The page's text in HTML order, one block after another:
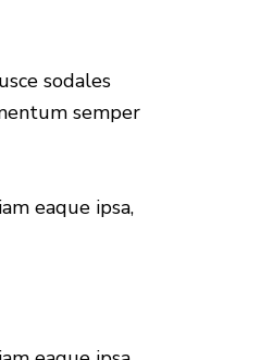
sodales
semper
eaque ipsa,